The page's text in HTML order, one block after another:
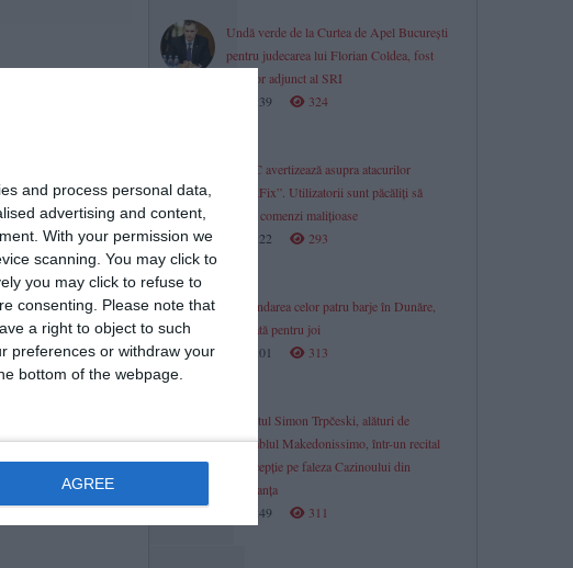
and process personal data,
advertising and content,
With your permission we
scanning. You may click to
you may click to refuse to
consenting.
Please note that
a right to object to such
preferences or withdraw your
bottom of the webpage.
AGREE
de Secția de
publică
Undă verde de la Curtea de Apel București
pentru judecarea lui Florian Coldea, fost
director adjunct al SRI
19:39
324
DNSC avertizează asupra atacurilor
„ClickFix”. Utilizatorii sunt păcăliți să
ruleze comenzi malițioase
19:22
293
Scufundarea celor patru barje în Dunăre,
amânată pentru joi
19:01
313
Pianistul Simon Trpčeski, alături de
ansamblul Makedonissimo, într-un recital
de excepție pe faleza Cazinoului din
Constanța
18:49
311